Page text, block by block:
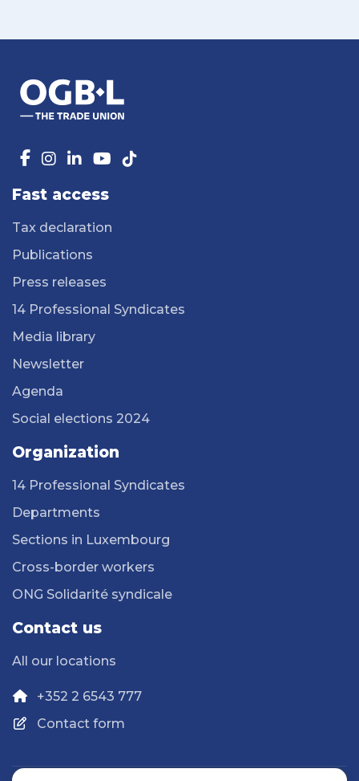
Fast access
Tax declaration
Publications
Press releases
14 Professional Syndicates
Media library
Newsletter
Agenda
Social elections 2024
Organization
14 Professional Syndicates
Departments
Sections in Luxembourg
Cross-border workers
ONG Solidarité syndicale
Contact us
All our locations
+352 2 6543 777
Contact form